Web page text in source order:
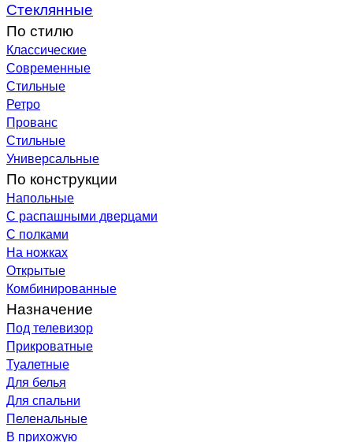
Стеклянные
По стилю
Классические
Современные
Стильные
Ретро
Прованс
Стильные
Универсальные
По конструкции
Напольные
С распашными дверцами
С полками
На ножках
Открытые
Комбинированные
Назначение
Под телевизор
Прикроватные
Туалетные
Для белья
Для спальни
Пеленальные
В прихожую